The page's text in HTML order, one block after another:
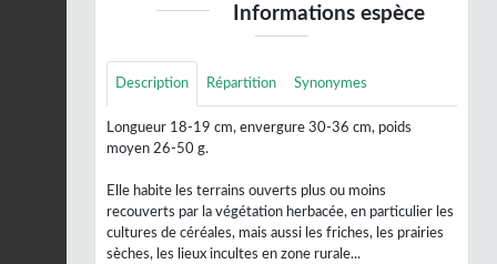
Informations espèce
Description Répartition Synonymes
Longueur 18-19 cm, envergure 30-36 cm, poids
moyen 26-50 g.
Elle habite les terrains ouverts plus ou moins
recouverts par la végétation herbacée, en particulier les
cultures de céréales, mais aussi les friches, les prairies
sèches, les lieux incultes en zone rurale...